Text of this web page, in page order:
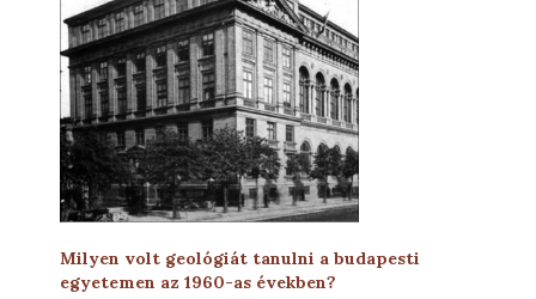
Milyen volt geológiát tanulni a budapesti
egyetemen az 1960-as években?